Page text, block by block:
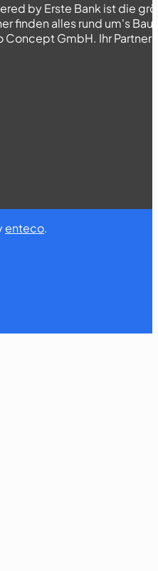
by Erste Bank ist die
finden alles rund um's
GmbH. Ihr Partner
enteco.